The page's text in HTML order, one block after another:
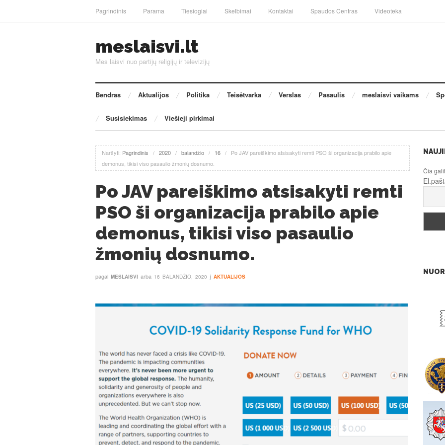
Pagrindinis Parama Tiesiogiai Skelbimai Kontaktai Spaudos Centras Videoteka
meslaisvi.lt
Mes laisvi nuo partijų religijų ir televizijų
Bendras Aktualijos Politika Teisėtvarka Verslas Pasaulis meslaisvi vaikams
Susisiekimas Viešieji pirkimai
Naršyti: Pagrindinis / 2020 / balandžio / 16 /
Po JAV pareiškimo atsisakyti remti PSO ši organizacija prabilo apie
demonus, tikisi viso pasaulio žmonių dosnumo.
Po JAV pareiškimo atsisakyti remti
PSO ši organizacija prabilo apie
demonus, tikisi viso pasaulio
žmonių dosnumo.
pagal MESLAISVI arba 16 BALANDŽIO, 2020 į AKTUALIJOS
Čia